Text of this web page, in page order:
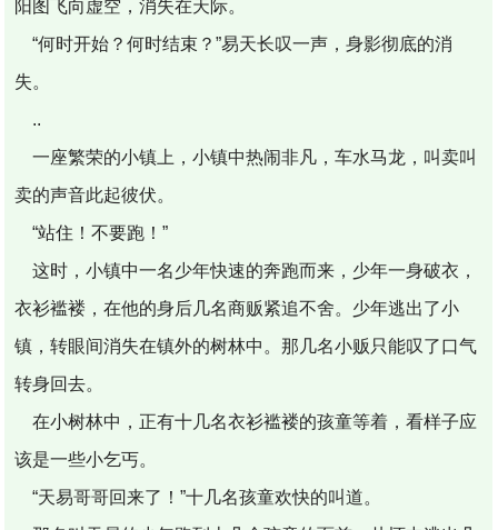
阳图飞向虚空，消失在天际。
“何时开始？何时结束？”易天长叹一声，身影彻底的消
失。
..
一座繁荣的小镇上，小镇中热闹非凡，车水马龙，叫卖叫
卖的声音此起彼伏。
“站住！不要跑！”
这时，小镇中一名少年快速的奔跑而来，少年一身破衣，
衣衫褴褛，在他的身后几名商贩紧追不舍。少年逃出了小
镇，转眼间消失在镇外的树林中。那几名小贩只能叹了口气
转身回去。
在小树林中，正有十几名衣衫褴褛的孩童等着，看样子应
该是一些小乞丐。
“天易哥哥回来了！”十几名孩童欢快的叫道。